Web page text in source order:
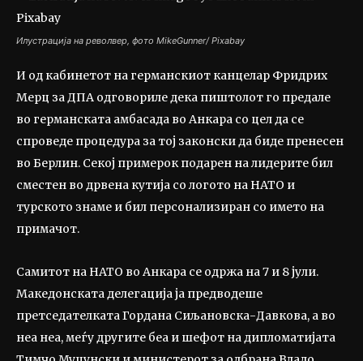
Илустрација на револвер, фото MikeGunner/ Pixabay
И од кабинетот на германскиот канцелар Фридрих
Мерц за ДПА одговориле дека пиштолот го предале
во германската амбасада во Анкара со цел да се
спроведе процедура за тој законски да биде пренесен
во Берлин. Секој примерок подарен на лидерите бил
сместен во дрвена кутија со логото на НАТО и
турското знаме и бил персонализиран со името на
примачот.
Самитот на НАТО во Анкара се одржа на 7 и 8 јули.
Македонската делегација ја предводеше
претседателката Гордана Сиљановска-Давкова, а во
неа неа, меѓу другите беа и шефот на дипломатијата